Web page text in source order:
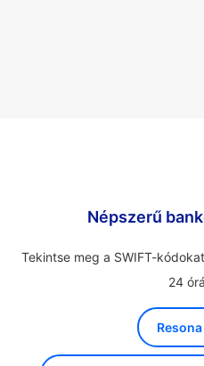
Népszerű
Tekintse meg a SWIFT-
24